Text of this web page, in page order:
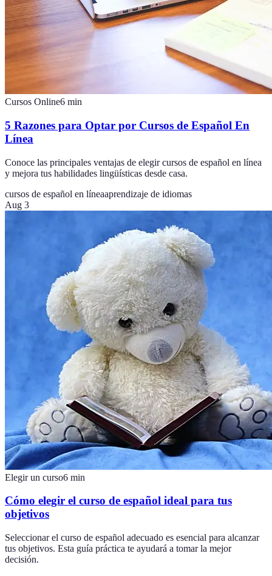
Cursos Online6 min
5 Razones para Optar por Cursos de Español En
Línea
Conoce las principales ventajas de elegir cursos de español en línea
y mejora tus habilidades lingüísticas desde casa.
cursos de español en líneaaprendizaje de idiomas
Aug 3
Elegir un curso6 min
Cómo elegir el curso de español ideal para tus
objetivos
Seleccionar el curso de español adecuado es esencial para alcanzar
tus objetivos. Esta guía práctica te ayudará a tomar la mejor
decisión.